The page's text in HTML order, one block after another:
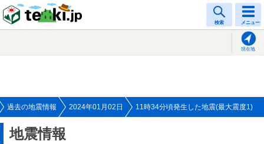
検索 メニュー
現在地
過去の地震情報 2024年01月02日 11時34分頃発生した地震(最大震度1)
地震情報